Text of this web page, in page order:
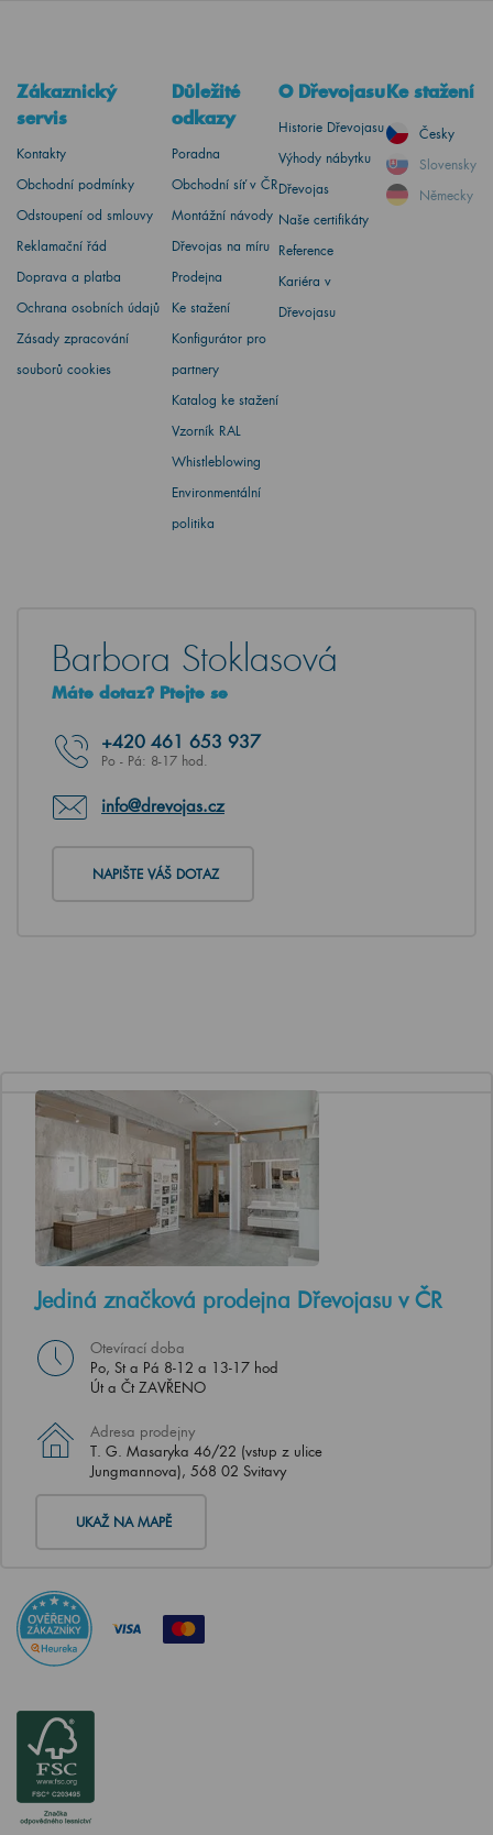
Zákaznický
servis
Kontakty
Obchodní podmínky
Odstoupení od smlouvy
Reklamační řád
Doprava a platba
Ochrana osobních údajů
Zásady zpracování
souborů cookies
Důležité
odkazy
Poradna
Obchodní síť v ČR
Montážní návody
Dřevojas na míru
Prodejna
Ke stažení
Konfigurátor pro
partnery
Katalog ke stažení
Vzorník RAL
Whistleblowing
Environmentální
politika
O Dřevojasu
Historie Dřevojasu
Výhody nábytku
Dřevojas
Naše certifikáty
Reference
Kariéra v
Dřevojasu
Ke stažení
Česky
Slovensky
Německy
Barbora Stoklasová
Máte dotaz? Ptejte se
+420 461 653 937
Po - Pá: 8-17 hod.
info@drevojas.cz
NAPIŠTE VÁŠ DOTAZ
Jediná značková prodejna Dřevojasu v ČR
Otevírací doba
Po, St a Pá 8-12 a 13-17 hod
Út a Čt ZAVŘENO
Adresa prodejny
T. G. Masaryka 46/22 (vstup z ulice
Jungmannova), 568 02 Svitavy
UKAŽ NA MAPĚ